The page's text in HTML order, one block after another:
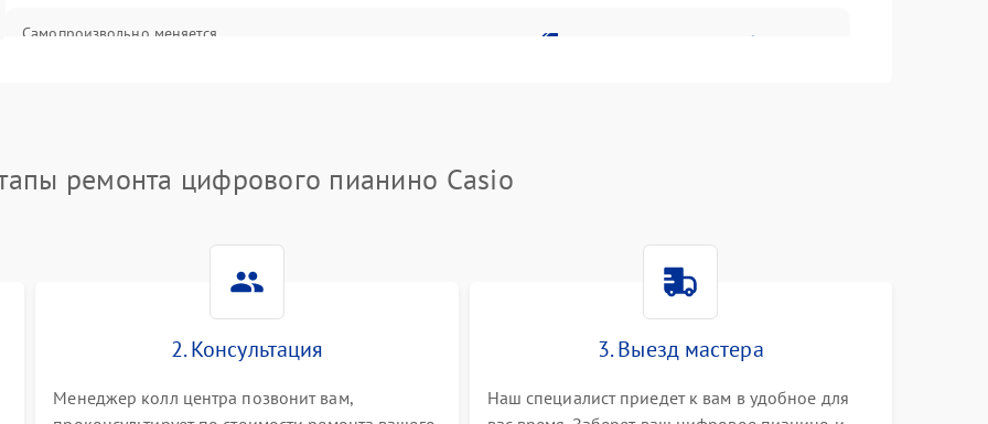
Самопроизвольно меняется
2800 ₽ Подробнее →
ремонта цифрового пианино Casio
2. Консультация
Менеджер колл центра позвонит вам,
3. Выезд мастера
Наш специалист приедет к вам в удобное для